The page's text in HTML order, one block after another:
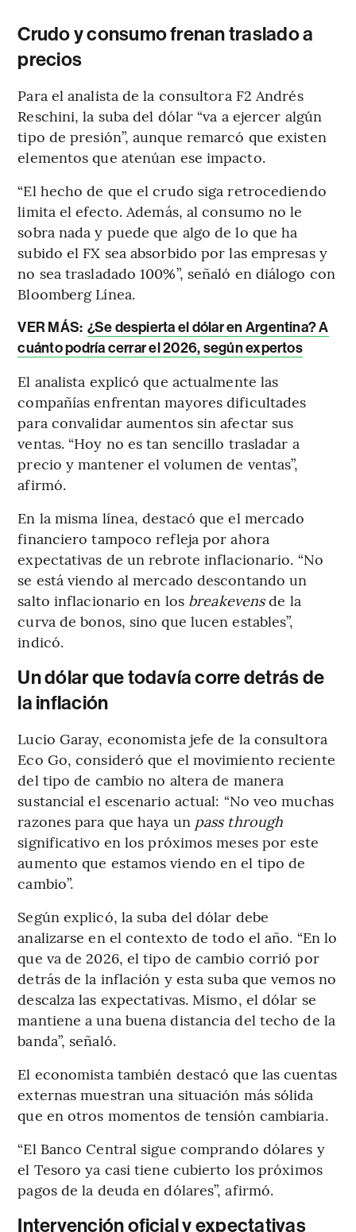
Crudo y consumo frenan traslado a
precios
Para el analista de la consultora F2 Andrés
Reschini, la suba del dólar “va a ejercer algún
tipo de presión”, aunque remarcó que existen
elementos que atenúan ese impacto.
“El hecho de que el crudo siga retrocediendo
limita el efecto. Además, al consumo no le
sobra nada y puede que algo de lo que ha
subido el FX sea absorbido por las empresas y
no sea trasladado 100%”, señaló en diálogo con
Bloomberg Línea.
VER MÁS: ¿Se despierta el dólar en Argentina? A
cuánto podría cerrar el 2026, según expertos
El analista explicó que actualmente las
compañías enfrentan mayores dificultades
para convalidar aumentos sin afectar sus
ventas. “Hoy no es tan sencillo trasladar a
precio y mantener el volumen de ventas”,
afirmó.
En la misma línea, destacó que el mercado
financiero tampoco refleja por ahora
expectativas de un rebrote inflacionario. “No
se está viendo al mercado descontando un
salto inflacionario en los breakevensde la
curva de bonos, sino que lucen estables”,
indicó.
Un dólar que todavía corre detrás de
la inflación
Lucio Garay, economista jefe de la consultora
Eco Go, consideró que el movimiento reciente
del tipo de cambio no altera de manera
sustancial el escenario actual: “No veo muchas
razones para que haya un pass through
significativo en los próximos meses por este
aumento que estamos viendo en el tipo de
cambio”.
Según explicó, la suba del dólar debe
analizarse en el contexto de todo el año. “En lo
que va de 2026, el tipo de cambio corrió por
detrás de la inflación y esta suba que vemos no
descalza las expectativas. Mismo, el dólar se
mantiene a una buena distancia del techo de la
banda”, señaló.
El economista también destacó que las cuentas
externas muestran una situación más sólida
que en otros momentos de tensión cambiaria.
“El Banco Central sigue comprando dólares y
el Tesoro ya casi tiene cubierto los próximos
pagos de la deuda en dólares”, afirmó.
Intervención oficial y expectativas